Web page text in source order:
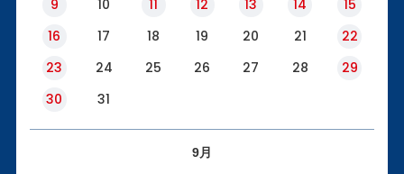
9
10 11 12 13 14
15
16
17 18 19 20 21
22
23
24 25 26 27 28
29
30
31
9月